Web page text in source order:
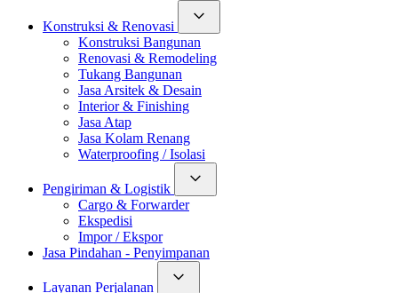
Konstruksi & Renovasi
Konstruksi Bangunan
Renovasi & Remodeling
Tukang Bangunan
Jasa Arsitek & Desain
Interior & Finishing
Jasa Atap
Jasa Kolam Renang
Waterproofing / Isolasi
Pengiriman & Logistik
Cargo & Forwarder
Ekspedisi
Impor / Ekspor
Jasa Pindahan - Penyimpanan
Layanan Perjalanan